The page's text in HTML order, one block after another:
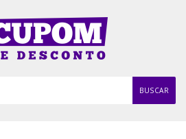
BUSCAR